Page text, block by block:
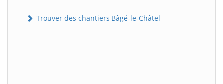
Trouver des chantiers Bâgé-le-Châtel